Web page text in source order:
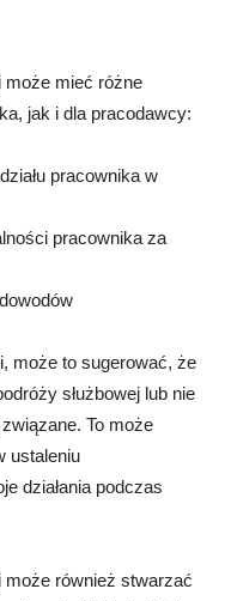
może mieć różne
jak i dla pracodawcy:
pracownika w
pracownika za
może to sugerować, że
służbowej lub nie
To może
ustaleniu
działania podczas
może również stwarzać